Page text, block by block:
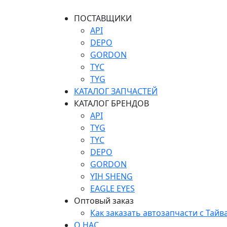
ПОСТАВЩИКИ
API
DEPO
GORDON
TYC
TYG
КАТАЛОГ ЗАПЧАСТЕЙ
КАТАЛОГ БРЕНДОВ
API
TYG
TYC
DEPO
GORDON
YIH SHENG
EAGLE EYES
Оптовый заказ
Как заказать автозапчасти с